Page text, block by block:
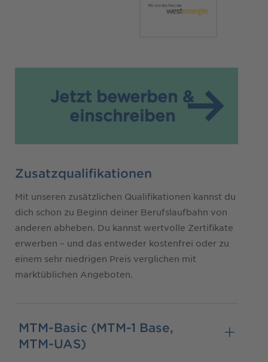
Jetzt bewerben &
einschreiben
Zusatzqualifikationen
Mit unseren zusätzlichen Qualifikationen kannst du
dich schon zu Beginn deiner Berufslaufbahn von
anderen abheben. Du kannst wertvolle Zertifikate
erwerben – und das entweder kostenfrei oder zu
einem sehr niedrigen Preis verglichen mit
marktüblichen Angeboten.
MTM-Basic (MTM-1 Base,
MTM-UAS)